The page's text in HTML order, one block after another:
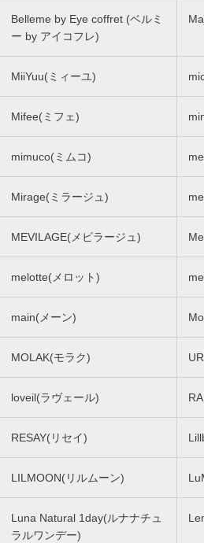
Belleme by Eye coffret (ベルミ
ー by アイコフレ)
MiiYuu(ミィーユ)
Mifee(ミフェ)
mimuco(ミムコ)
Mirage(ミラージュ)
MEVILAGE(メビラージュ)
melotte(メロット)
main(メーン)
MOLAK(モラク)
loveil(ラヴェール)
RESAY(リセイ)
LILMOON(リルムーン)
Luna Natural 1day(ルナナチュ
ラルワンデー)